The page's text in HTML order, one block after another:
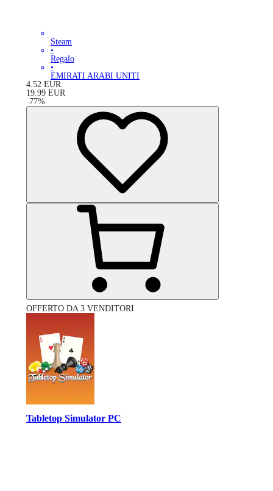
Steam
•
Regalo
•
EMIRATI ARABI UNITI
4.52 EUR
19.99 EUR
-77%
OFFERTO DA 3 VENDITORI
Tabletop Simulator PC